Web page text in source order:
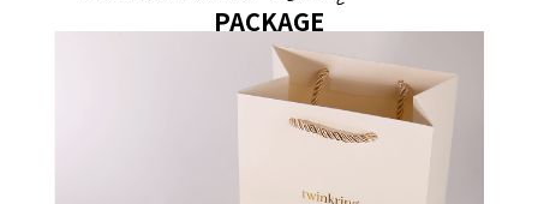
PACKAGE